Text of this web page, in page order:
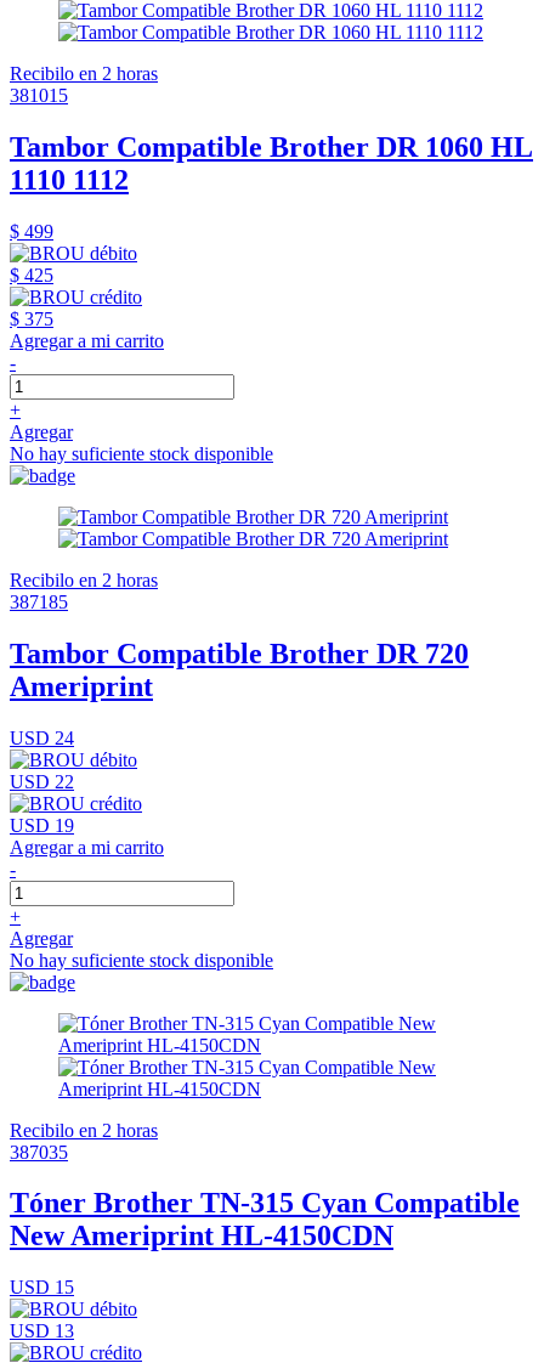
Recibilo en 2 horas
381015
Tambor Compatible Brother DR 1060 HL
1110 1112
$ 499
$ 425
$ 375
Agregar a mi carrito
-
+
Agregar
No hay suficiente stock disponible
Recibilo en 2 horas
387185
Tambor Compatible Brother DR 720
Ameriprint
USD 24
USD 22
USD 19
Agregar a mi carrito
-
+
Agregar
No hay suficiente stock disponible
Recibilo en 2 horas
387035
Tóner Brother TN-315 Cyan Compatible
New Ameriprint HL-4150CDN
USD 15
USD 13